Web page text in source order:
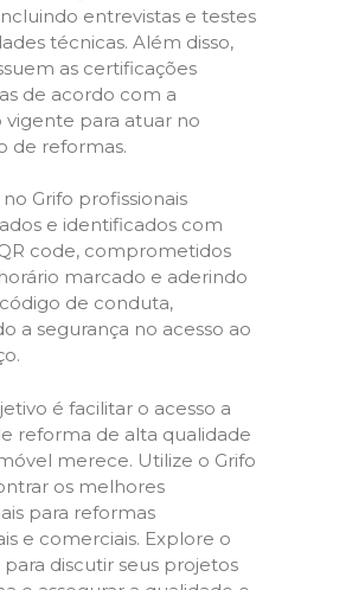
entrevistas e testes
técnicas. Além disso,
as certificações
de acordo com a
vigente para atuar no
de reformas.
Grifo profissionais
e identificados com
code, comprometidos
marcado e aderindo
de conduta,
a segurança no acesso ao
é facilitar o acesso a
reforma de alta qualidade
merece. Utilize o Grifo
os melhores
para reformas
e comerciais. Explore o
discutir seus projetos